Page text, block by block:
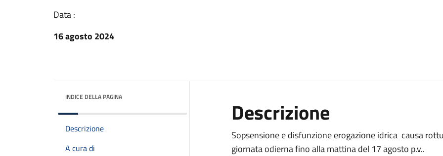
Data :
16 agosto 2024
INDICE DELLA PAGINA
Descrizione
A cura di
Descrizione
Sopsensione e disfunzione erogazione idrica causa
giornata odierna fino alla mattina del 17 agosto p.v..